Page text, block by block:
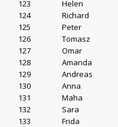
123
Helen
124
Richard
125
Peter
126
Tomasz
127
Omar
128
Amanda
129
Andreas
130
Anna
131
Maha
132
Sara
133
Frida